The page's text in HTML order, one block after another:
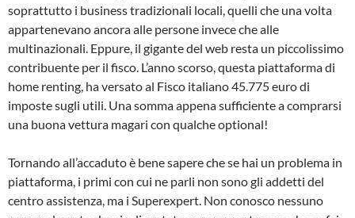
soprattutto i business tradizionali locali, quelli che una volta
appartenevano ancora alle persone invece che alle
multinazionali. Eppure, il gigante del web resta un piccolissimo
contribuente per il fisco. L’anno scorso, questa piattaforma di
home renting, ha versato al Fisco italiano 45.775 euro di
imposte sugli utili. Una somma appena sufficiente a comprarsi
una buona vettura magari con qualche optional!
Tornando all’accaduto è bene sapere che se hai un problema in
piattaforma, i primi con cui ne parli non sono gli addetti del
centro assistenza, ma i Superexpert. Non conosco nessuno